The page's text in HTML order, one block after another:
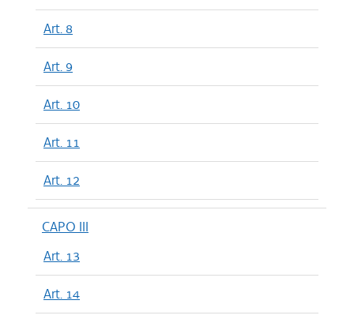
Art. 8
Art. 9
Art. 10
Art. 11
Art. 12
CAPO III
Art. 13
Art. 14